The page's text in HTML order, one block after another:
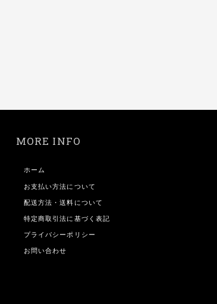
MORE INFO
ホーム
お支払い方法について
配送方法・送料について
特定商取引法に基づく表記
プライバシーポリシー
お問い合わせ